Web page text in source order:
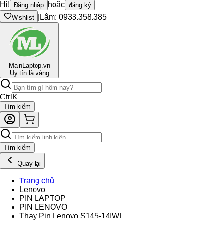
Hi! Đăng nhập hoặc đăng ký
Wishlist
Lâm: 0933.358.385
MainLaptop.vn
Uy tín là vàng
Ctrl K
Tìm kiếm
Tìm kiếm
Quay lại
Trang chủ
Lenovo
PIN LAPTOP
PIN LENOVO
Thay Pin Lenovo S145-14IWL